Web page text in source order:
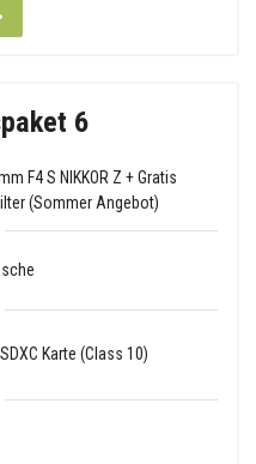
6
F4 S NIKKOR Z + Gratis
(Sommer Angebot)
Karte (Class 10)